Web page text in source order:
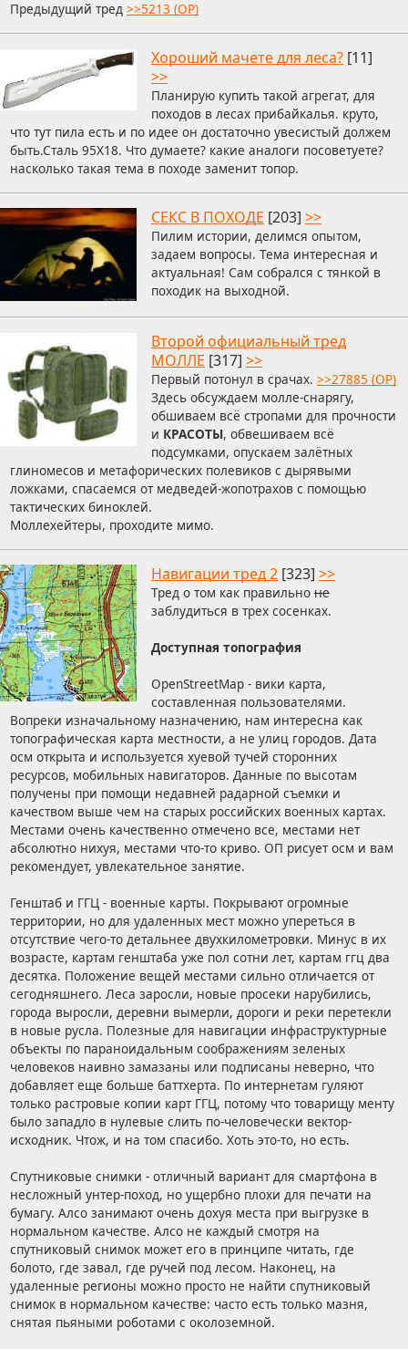
Предыдущий тред >>5213 (OP)
Хороший мачете для леса? [11]
>>
Планирую купить такой агрегат, для
походов в лесах прибайкалья. круто,
что тут пила есть и по идее он достаточно увесистый должем
быть.Сталь 95Х18. Что думаете? какие аналоги посоветуете?
насколько такая тема в походе заменит топор.
СЕКС В ПОХОДЕ [203] >>
Пилим истории, делимся опытом,
задаем вопросы. Тема интересная и
актуальная! Сам собрался с тянкой в
походик на выходной.
Второй официальный тред
МОЛЛЕ [317] >>
Первый потонул в срачах. >>27885 (OP)
Здесь обсуждаем молле-снарягу,
обшиваем всё стропами для прочности
и КРАСОТЫ, обвешиваем всё
подсумками, опускаем залётных
глиномесов и метафорических полевиков с дырявыми
ложками, спасаемся от медведей-жопотрахов с помощью
тактических биноклей.
Моллехейтеры, проходите мимо.
Навигации тред 2 [323] >>
Тред о том как правильно не
заблудиться в трех сосенках.
Доступная топография
OpenStreetMap - вики карта,
составленная пользователями.
Вопреки изначальному назначению, нам интересна как
топографическая карта местности, а не улиц городов. Дата
осм открыта и используется хуевой тучей сторонних
ресурсов, мобильных навигаторов. Данные по высотам
получены при помощи недавней радарной съемки и
качеством выше чем на старых российских военных картах.
Местами очень качественно отмечено все, местами нет
абсолютно нихуя, местами что-то криво. ОП рисует осм и вам
рекомендует, увлекательное занятие.
Генштаб и ГГЦ - военные карты. Покрывают огромные
территории, но для удаленных мест можно упереться в
отсутствие чего-то детальнее двухкилометровки. Минус в их
возрасте, картам генштаба уже пол сотни лет, картам ггц два
десятка. Положение вещей местами сильно отличается от
сегодняшнего. Леса заросли, новые просеки нарубились,
города выросли, деревни вымерли, дороги и реки перетекли
в новые русла. Полезные для навигации инфраструктурные
объекты по параноидальным соображениям зеленых
человеков наивно замазаны или подписаны неверно, что
добавляет еще больше баттхерта. По интернетам гуляют
только растровые копии карт ГГЦ, потому что товарищу менту
было западло в нулевые слить по-человечески вектор-
исходник. Чтож, и на том спасибо. Хоть это-то, но есть.
Спутниковые снимки - отличный вариант для смартфона в
несложный унтер-поход, но ущербно плохи для печати на
бумагу. Алсо занимают очень дохуя места при выгрузке в
нормальном качестве. Алсо не каждый смотря на
спутниковый снимок может его в принципе читать, где
болото, где завал, где ручей под лесом. Наконец, на
удаленные регионы можно просто не найти спутниковый
снимок в нормальном качестве: часто есть только мазня,
снятая пьяными роботами с околоземной.